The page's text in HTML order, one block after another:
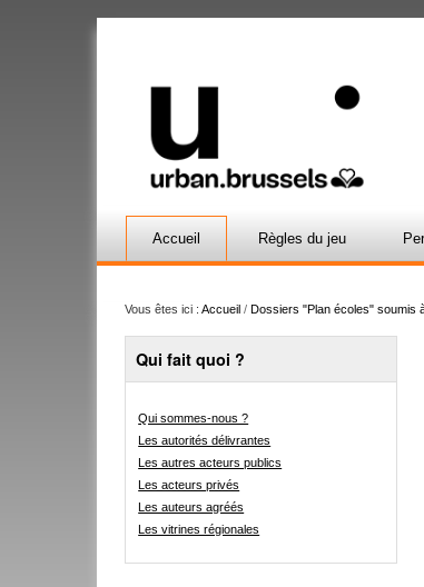
Accueil Règles du jeu
Vous êtes ici : Accueil / Dossiers "Plan écoles" soumis
Qui fait quoi ?
Qui sommes-nous ?
Les autorités délivrantes
Les autres acteurs publics
Les acteurs privés
Les auteurs agréés
Les vitrines régionales